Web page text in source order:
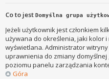
Co to jestDomyślna grupa
Jeżeli użytkownik jest członkiem
używana do określenia, jaki kolor
wyświetlana. Administrator
uprawnienia do zmiany domyślnej
poziomu panelu zarządzania
Góra